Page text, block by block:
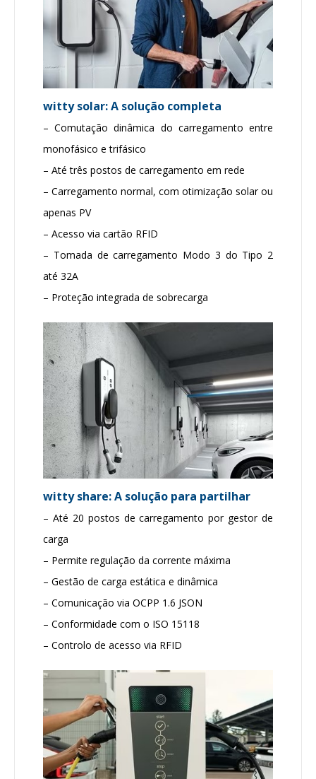
witty solar: A solução completa
– Comutação dinâmica do carregamento entre
monofásico e trifásico
– Até três postos de carregamento em rede
– Carregamento normal, com otimização solar ou
apenas PV
– Acesso via cartão RFID
– Tomada de carregamento Modo 3 do Tipo 2
até 32A
– Proteção integrada de sobrecarga
witty share: A solução para partilhar
– Até 20 postos de carregamento por gestor de
carga
– Permite regulação da corrente máxima
– Gestão de carga estática e dinâmica
– Comunicação via OCPP 1.6 JSON
– Conformidade com o ISO 15118
– Controlo de acesso via RFID